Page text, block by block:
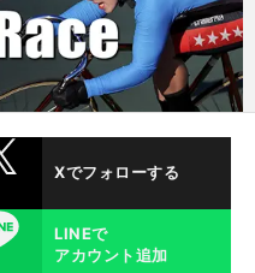
Xでフォローする
LINEで
アカウント追加